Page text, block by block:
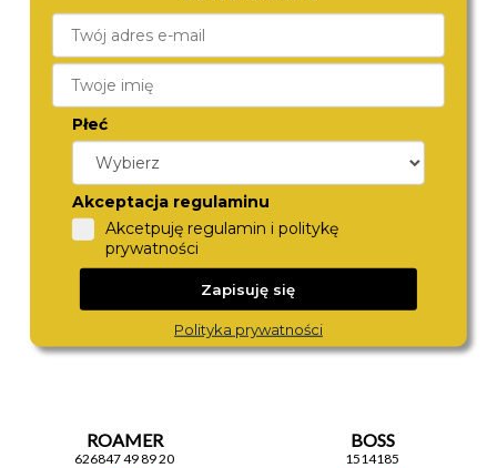
CITIZEN
EM1063-89D
1 780,-
ROAMER
1 980,-
ROAMER
626847 49 89 20
BOSS
1514185
Płeć
Akceptacja regulaminu
Akcetpuję regulamin i politykę
prywatności
Zapisuję się
Polityka prywatności